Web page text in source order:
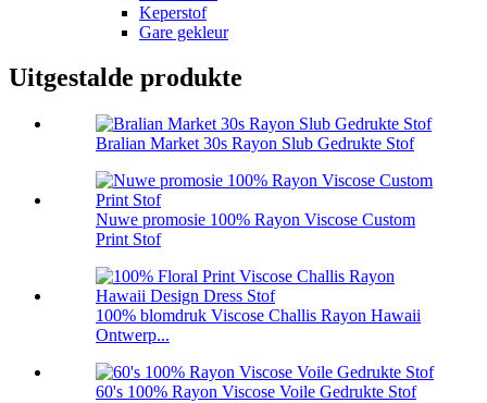
Keperstof
Gare gekleur
Uitgestalde produkte
Bralian Market 30s Rayon Slub Gedrukte Stof
Nuwe promosie 100% Rayon Viscose Custom
Print Stof
100% blomdruk Viscose Challis Rayon Hawaii
Ontwerp...
60's 100% Rayon Viscose Voile Gedrukte Stof